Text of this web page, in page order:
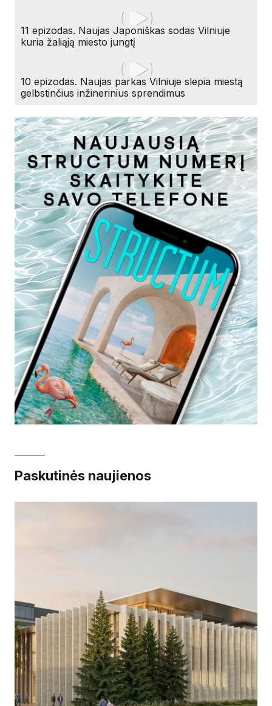
11 epizodas. Naujas Japoniškas sodas Vilniuje
kuria žaliąją miesto jungtį
10 epizodas. Naujas parkas Vilniuje slepia miestą
gelbstinčius inžinerinius sprendimus
Paskutinės naujienos